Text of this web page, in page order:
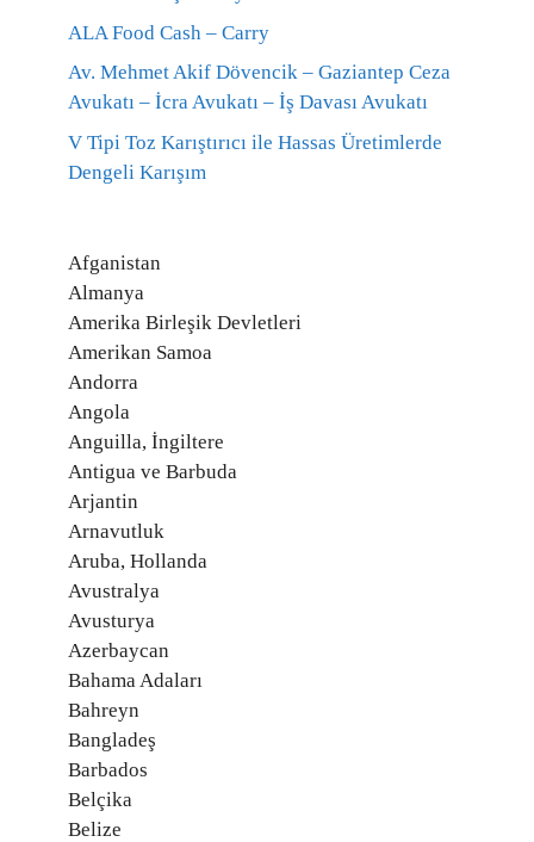
ALA Food Cash – Carry
Av. Mehmet Akif Dövencik – Gaziantep Ceza
Avukatı – İcra Avukatı – İş Davası Avukatı
V Tipi Toz Karıştırıcı ile Hassas Üretimlerde
Dengeli Karışım
Afganistan
Almanya
Amerika Birleşik Devletleri
Amerikan Samoa
Andorra
Angola
Anguilla, İngiltere
Antigua ve Barbuda
Arjantin
Arnavutluk
Aruba, Hollanda
Avustralya
Avusturya
Azerbaycan
Bahama Adaları
Bahreyn
Bangladeş
Barbados
Belçika
Belize